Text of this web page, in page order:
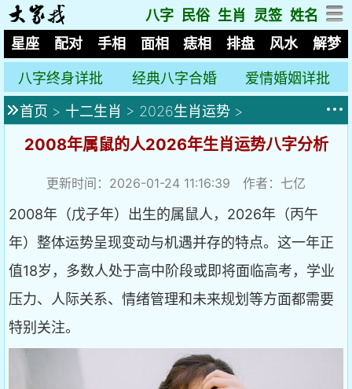
八字 民俗 生肖 灵签 姓名
星座
配对 手相 面相 痣相 排盘 风水 解梦
八字终身详批 经典八字合婚
爱情婚姻详批
首页 > 十二生肖 > 2026生肖运势 >
2008年属鼠的人2026年生肖运势八字分析
更新时间：2026-01-24 11:16:39 作者：七亿
2008年（戊子年）出生的属鼠人，2026年（丙午
年）整体运势呈现变动与机遇并存的特点。这一年正
值18岁，多数人处于高中阶段或即将面临高考，学业
压力、人际关系、情绪管理和未来规划等方面都需要
特别关注。